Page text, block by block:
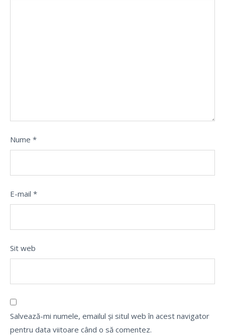
Nume *
E-mail *
Sit web
Salvează-mi numele, emailul și situl web în acest navigator
pentru data viitoare când o să comentez.